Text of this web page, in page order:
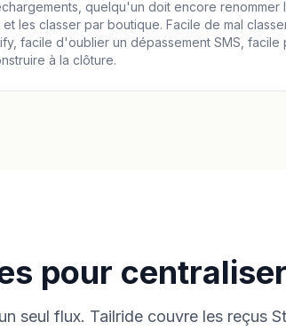
quelqu'un doit encore renommer
les classer par boutique. Facile de mal
facile d'oublier un dépassement SMS, facile
à la clôture.
pour
seul flux. Tailride couvre les reçus